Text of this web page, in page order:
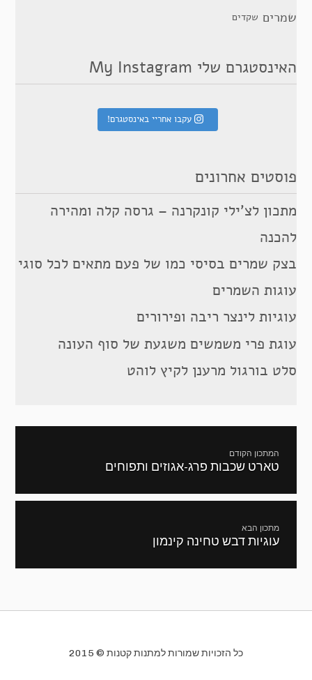
שמרים שקדים
האינסטגרם שלי My Instagram
עקבו אחריי באינסטגרם!
פוסטים אחרונים
מתכון לצ’ילי קונקרנה – גרסה קלה ומהירה
להכנה
בצק שמרים בסיסי כמו של פעם מתאים לכל סוגי
עוגות השמרים
עוגיות לינצר ריבה ופירורים
עוגת פרי משמשים משגעת של סוף העונה
סלט בורגול מרענן לקיץ לוהט
המתכון הקודם
מתכון
טארט שכבות פרג-אגוזים ותפוחים
מתכון הבא
המתכון
עוגיות דבש טחינה קינמון
כל הזכויות שמורות למתנות קטנות © 2015